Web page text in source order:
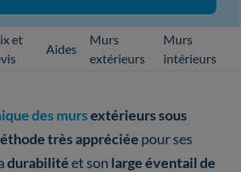
et
Aides
Murs
extérieurs
Murs
intérieurs
des mursextérieurs sous
très appréciée pour ses
durabilitéet son large éventail de